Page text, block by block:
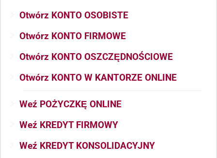
Otwórz KONTO OSOBISTE
Otwórz KONTO FIRMOWE
Otwórz KONTO OSZCZĘDNOŚCIOWE
Otwórz KONTO W KANTORZE ONLINE
Weź POŻYCZKĘ ONLINE
Weź KREDYT FIRMOWY
Weź KREDYT KONSOLIDACYJNY